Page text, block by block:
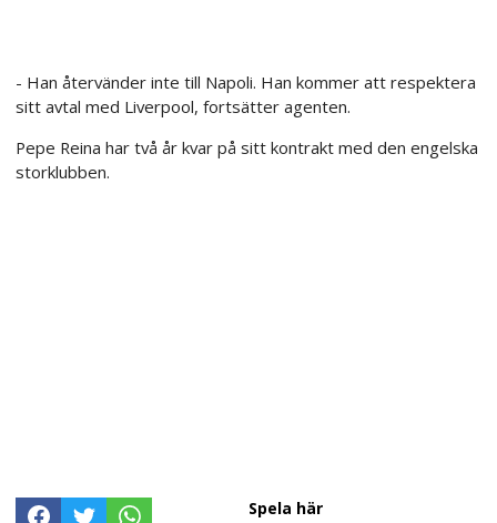
- Han återvänder inte till Napoli. Han kommer att respektera
sitt avtal med Liverpool, fortsätter agenten.
Pepe Reina har två år kvar på sitt kontrakt med den engelska
storklubben.
Spela här